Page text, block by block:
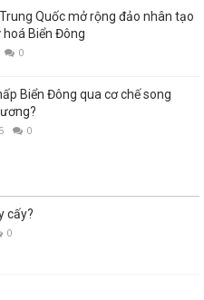
Quốc mở rộng đảo nhân tạo
Biển Đông
0
Biển Đông qua cơ chế song
0
cấy?
0